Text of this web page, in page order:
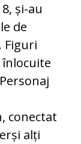
și-au
de
Figuri
conectat
alți